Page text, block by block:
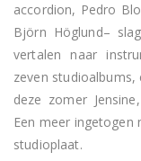
accordion, Pedro
Björn Höglund–
vertalen naar
zeven studioalbums,
deze zomer
Een meer
studioplaat.